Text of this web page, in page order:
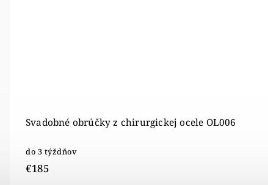
Svadobné obrúčky z chirurgickej ocele OL006
do 3 týždňov
€185